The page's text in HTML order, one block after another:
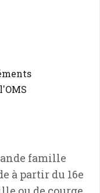
famille
à partir du 16e